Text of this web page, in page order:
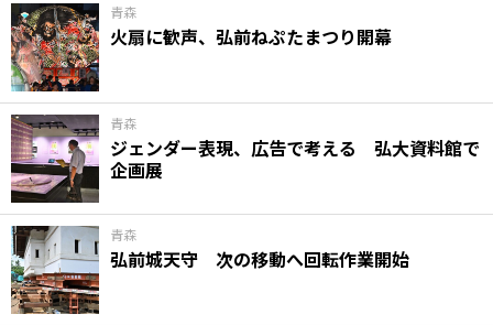
青森
火扇に歓声、弘前ねぷたまつり開幕
青森
ジェンダー表現、広告で考える 弘大資料館で
企画展
青森
弘前城天守 次の移動へ回転作業開始